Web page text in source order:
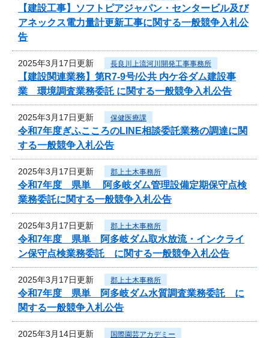
【建設工事】ソフトピアジャパン・センタービル及び
アネックス電力量計更新工事に関する一般競争入札公
告
2025年3月17日更新 長良川上流河川開発工事事務所
【建設関連業務】第R7-9号/公共 内ケ谷ダム建設事
業 環境調査業務委託 に関する一般競争入札公告
2025年3月17日更新 保健医療課
令和7年度ぎふこころのLINE相談委託業務の調達に関
する一般競争入札公告
2025年3月17日更新 郡上土木事務所
令和7年度 県単 阿多岐ダム管理設備定期保守点検
業務委託に関する一般競争入札公告
2025年3月17日更新 郡上土木事務所
令和7年度 県単 阿多岐ダム取水放流・インクライ
ン保守点検業務委託 に関する一般競争入札公告
2025年3月17日更新 郡上土木事務所
令和7年度 県単 阿多岐ダム水質調査業務委託 に
関する一般競争入札公告
2025年3月14日更新 国際園芸アカデミー